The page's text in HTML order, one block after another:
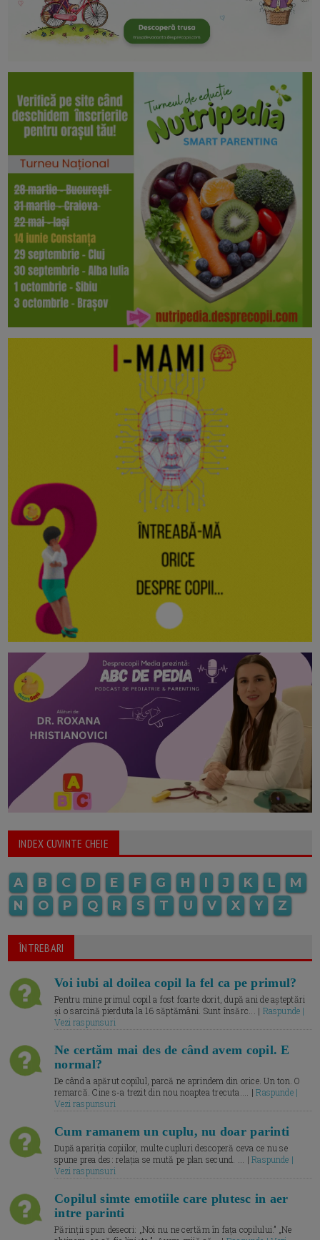
INDEX CUVINTE CHEIE
A B C D E F G H I J K L
M
N
O P Q R S T U V X Y Z
ÎNTREBARI
Voi iubi al doilea copil la fel ca pe primul?
Pentru mine primul copil a fost foarte dorit, după ani de așteptări
și o sarcină pierduta la 16 săptămâni. Sunt însărc... | Raspunde |
Vezi raspunsuri
Ne certăm mai des de când avem copil. E
normal?
De când a apărut copilul, parcă ne aprindem din orice. Un ton. O
remarcă. Cine s-a trezit din nou noaptea trecuta.... |Raspunde |
Vezi raspunsuri
Cum ramanem un cuplu, nu doar parinti
După apariția copiilor, multe cupluri descoperă ceva ce nu se
spune prea des: relația se mută pe plan secund. ... |Raspunde |
Vezi raspunsuri
Copilul simte emotiile care plutesc in aer
intre parinti
Părinții spun deseori: „Noi nu ne certăm în fața copilului.” „Ne